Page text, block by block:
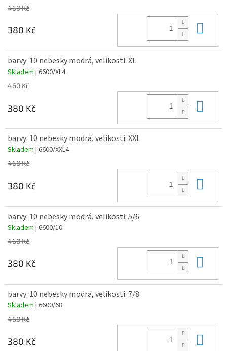
460 Kč
380 Kč
barvy: 10 nebesky modrá, velikosti: XL
Skladem | 6600/XL4
460 Kč
380 Kč
barvy: 10 nebesky modrá, velikosti: XXL
Skladem | 6600/XXL4
460 Kč
380 Kč
barvy: 10 nebesky modrá, velikosti: 5/6
Skladem | 6600/10
460 Kč
380 Kč
barvy: 10 nebesky modrá, velikosti: 7/8
Skladem | 6600/68
460 Kč
380 Kč